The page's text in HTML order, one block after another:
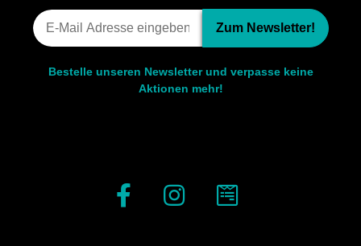
Zum Newsletter!
Bestelle unseren Newsletter und verpasse keine
Aktionen mehr!